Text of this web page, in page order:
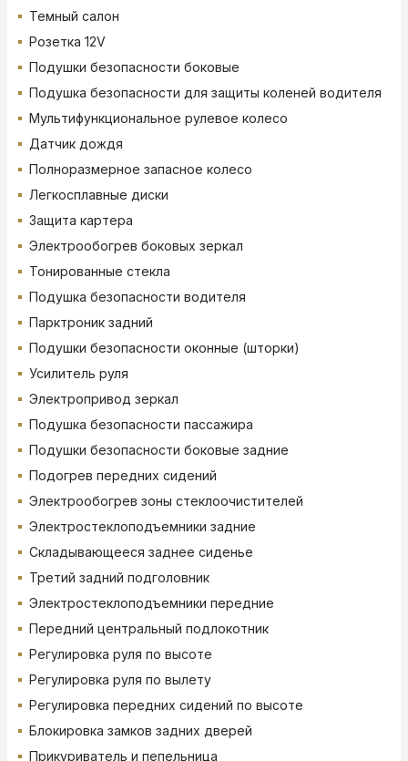
Темный салон
Розетка 12V
Подушки безопасности боковые
Подушка безопасности для защиты коленей водителя
Мультифункциональное рулевое колесо
Датчик дождя
Полноразмерное запасное колесо
Легкосплавные диски
Защита картера
Электрообогрев боковых зеркал
Тонированные стекла
Подушка безопасности водителя
Парктроник задний
Подушки безопасности оконные (шторки)
Усилитель руля
Электропривод зеркал
Подушка безопасности пассажира
Подушки безопасности боковые задние
Подогрев передних сидений
Электрообогрев зоны стеклоочистителей
Электростеклоподъемники задние
Складывающееся заднее сиденье
Третий задний подголовник
Электростеклоподъемники передние
Передний центральный подлокотник
Регулировка руля по высоте
Регулировка руля по вылету
Регулировка передних сидений по высоте
Блокировка замков задних дверей
Прикуриватель и пепельница